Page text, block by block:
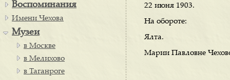
22 июня 1903.
На обороте:
Ялта.
Марии Павловне
Воспоминания
Имени Чехова
Музеи
в Москве
в Мелихово
в Таганроге